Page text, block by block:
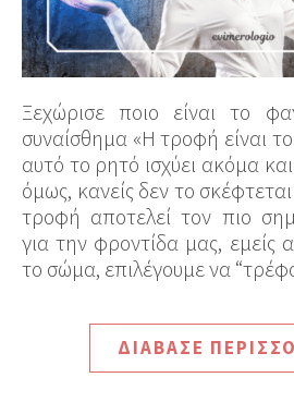
Ξεχώρισε ποιο είναι το φαγητό και ποιο το
συναίσθημα «Η τροφή είναι
αυτό το ρητό ισχύει ακόμα
όμως, κανείς δεν το
τροφή αποτελεί τον πιο
για την φροντίδα μας, εμείς
το σώμα, επιλέγουμε να
ΔΙΆΒΑΣΕ